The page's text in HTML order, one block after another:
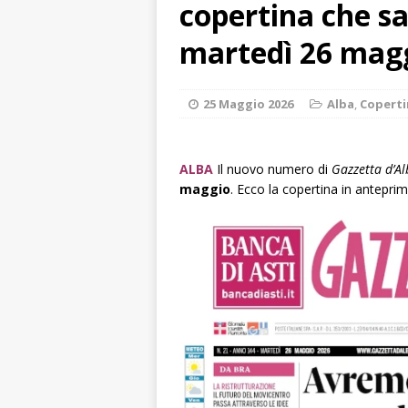
dello sferisterio
[ 7 Agosto 2026
copertina che
martedì 26
25 Maggio 2026 Alba,
ALBA Il nuovo numero di Gazzetta
maggio. Ecco la copertina in